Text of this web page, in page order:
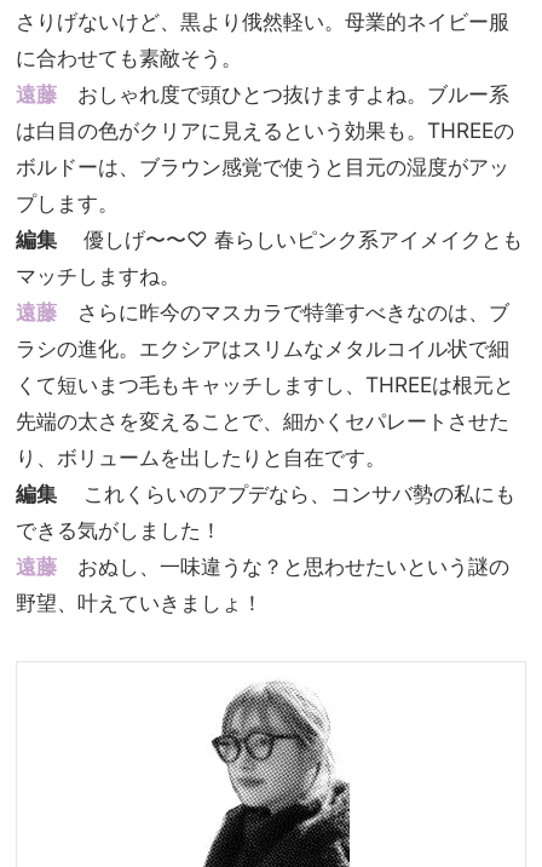
さりげないけど、黒より俄然軽い。母業的ネイビー服
に合わせても素敵そう。
遠藤 おしゃれ度で頭ひとつ抜けますよね。ブルー系
は白目の色がクリアに見えるという効果も。THREEの
ボルドーは、ブラウン感覚で使うと目元の湿度がアッ
プします。
編集 優しげ〜〜♡ 春らしいピンク系アイメイクとも
マッチしますね。
遠藤 さらに昨今のマスカラで特筆すべきなのは、ブ
ラシの進化。エクシアはスリムなメタルコイル状で細
くて短いまつ毛もキャッチしますし、THREEは根元と
先端の太さを変えることで、細かくセパレートさせた
り、ボリュームを出したりと自在です。
編集 これくらいのアプデなら、コンサバ勢の私にも
できる気がしました！
遠藤 おぬし、一味違うな？と思わせたいという謎の
野望、叶えていきましょ！